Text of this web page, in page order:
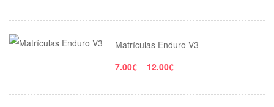
Matrículas Enduro V3
7.00€ – 12.00€